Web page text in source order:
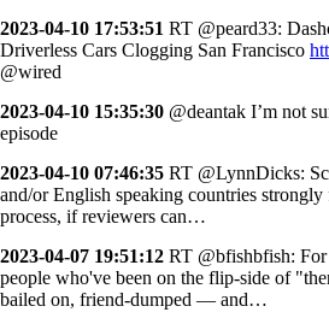
2023-04-10 17:53:51 RT @peard33:
Driverless Cars Clogging San Francisco
@wired
2023-04-10 15:35:30 @deantak I’m not
episode
2023-04-10 07:46:35 RT @LynnDicks:
and/or English speaking countries
process, if reviewers can…
2023-04-07 19:51:12 RT @bfishbfish:
people who've been on the flip-side of
bailed on, friend-dumped — and…